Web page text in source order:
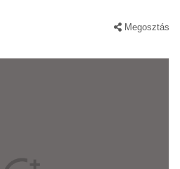
Megosztás